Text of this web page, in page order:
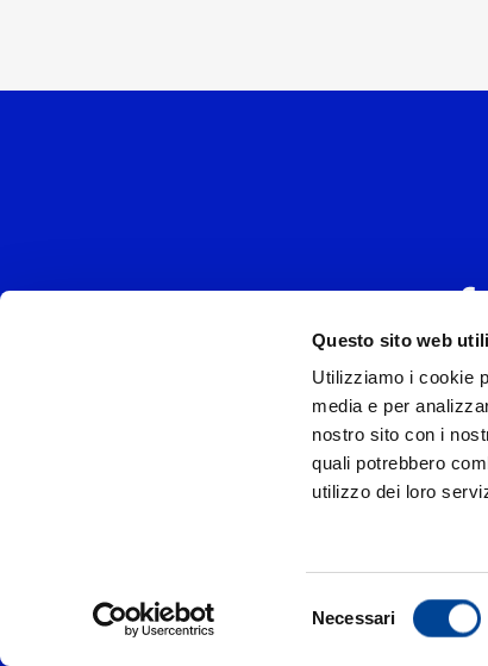
Questo sito web
Utilizziamo i cookie
media e per
nostro sito con i
quali potrebbero
utilizzo dei loro
Necessari
P.IVA
Universal Music Italia, nel rispetto
si è dotata
©